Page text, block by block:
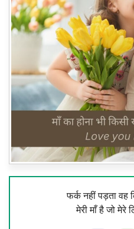
फर्क नहीं पड़ता वह
मेरी माँ है जो मेरे